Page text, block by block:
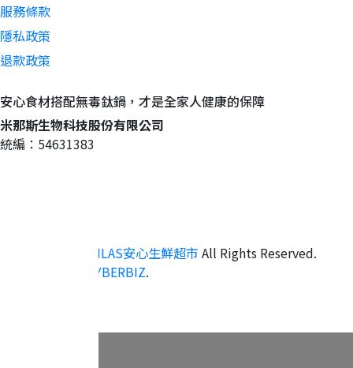
服務條款
隱私政策
退款政策
安心食材搭配無毒鈦鍋，才是全家人健康的保障
米那斯生物科技股份有限公司
統編：54631383
MILAS安心生鮮超市 All Rights Reserved.
CYBERBIZ.